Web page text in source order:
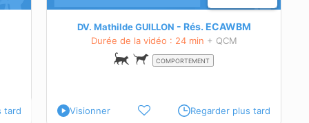
tard
DV. Mathilde GUILLON Rés. ECAWBM
Durée de la vidéo : 24 min + QCM
COMPORTEMENT
d’un
Visionner Regarder plus tard